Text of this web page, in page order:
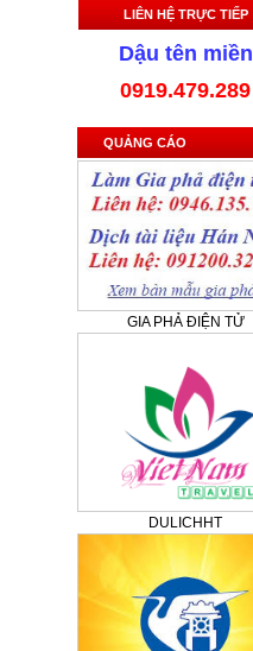
LIÊN HỆ TRỰC TIẾP
Dậu tên miền
0919.479.289
QUẢNG CÁO
GIA PHẢ ĐIỆN TỬ
DULICHHT